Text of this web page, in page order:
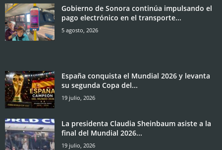
Gobierno de Sonora continúa impulsando el
pago electrónico en el transporte...
5 agosto, 2026
España conquista el Mundial 2026 y levanta
su segunda Copa del...
19 julio, 2026
La presidenta Claudia Sheinbaum asiste a la
final del Mundial 2026...
19 julio, 2026